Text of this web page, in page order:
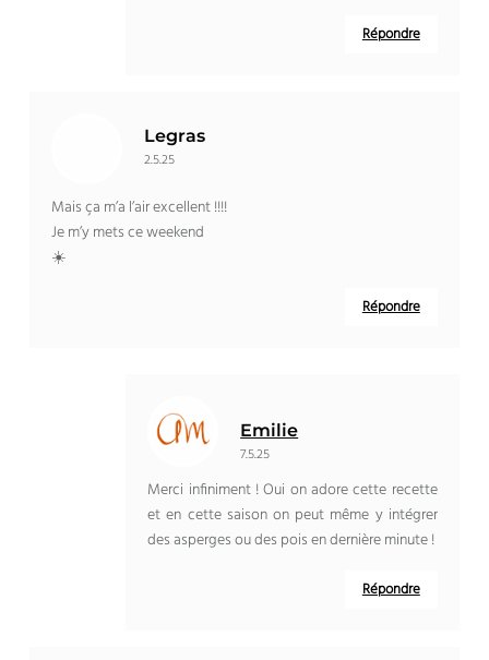
Répondre
Legras
2.5.25
Mais ça m’a l’air excellent !!!!
Je m’y mets ce weekend
☀️
Répondre
Emilie
7.5.25
Merci infiniment ! Oui on adore cette recette
et en cette saison on peut même y intégrer
des asperges ou des pois en dernière minute !
Répondre